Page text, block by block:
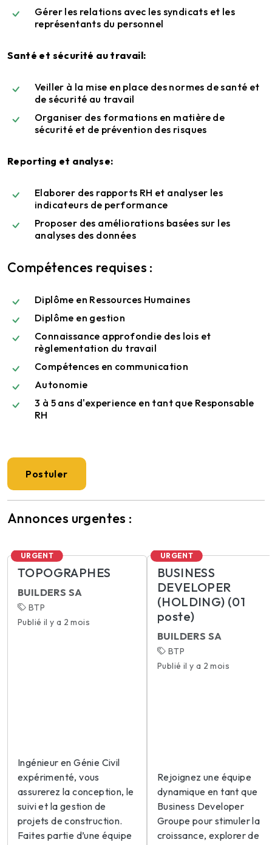
Gérer les relations avec les syndicats et les
représentants du personnel
Santé et sécurité au travail:
Veiller à la mise en place des normes de santé et
de sécurité au travail
Organiser des formations en matière de
sécurité et de prévention des risques
Reporting et analyse:
Elaborer des rapports RH et analyser les
indicateurs de performance
Proposer des améliorations basées sur les
analyses des données
Compétences requises :
Diplôme en Ressources Humaines
Diplôme en gestion
Connaissance approfondie des lois et
règlementation du travail
Compétences en communication
Autonomie
3 à 5 ans d'experience en tant que Responsable
RH
Postuler
Annonces urgentes :
URGENT
TOPOGRAPHES
BUILDERS SA
BTP
Publié il y a 2 mois
Ingénieur en Génie Civil
expérimenté, vous
assurerez la conception, le
suivi et la gestion de
projets de construction.
Faites partie d’une équipe
URGENT
BUSINESS
DEVELOPER
(HOLDING) (01
poste)
BUILDERS SA
BTP
Publié il y a 2 mois
Rejoignez une équipe
dynamique en tant que
Business Developer
Groupe pour stimuler la
croissance, explorer de